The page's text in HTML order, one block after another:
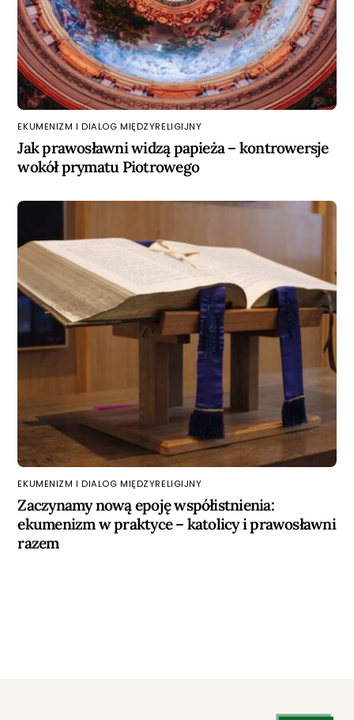
EKUMENIZM I DIALOG MIĘDZYRELIGIJNY
Jak prawosławni widzą papieża – kontrowersje
wokół prymatu Piotrowego
EKUMENIZM I DIALOG MIĘDZYRELIGIJNY
Zaczynamy nową epoję współistnienia:
ekumenizm w praktyce – katolicy i prawosławni
razem